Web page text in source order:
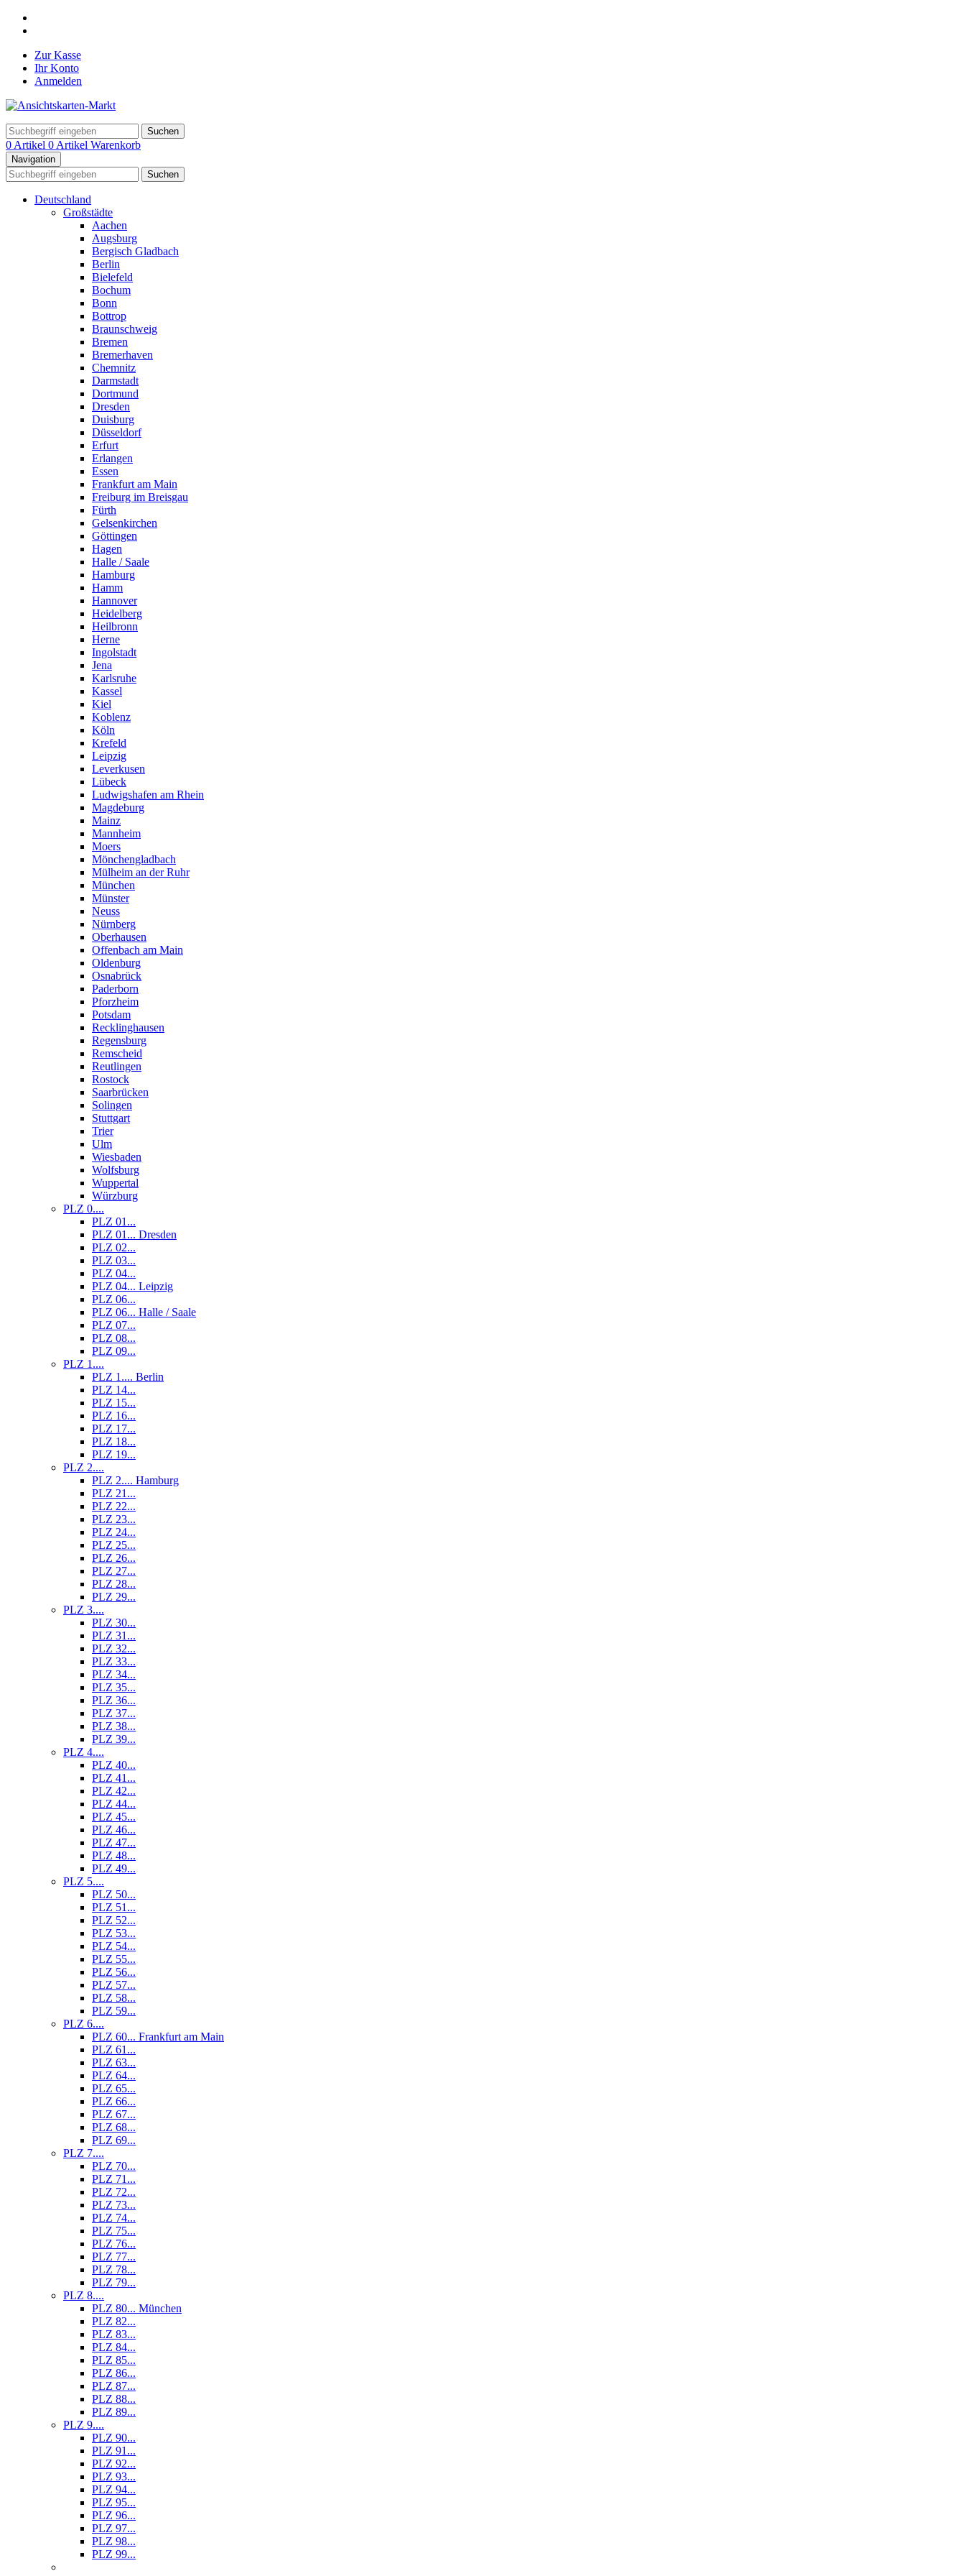
Zur Kasse
Ihr Konto
Anmelden
Suchen
0 Artikel 0 Artikel Warenkorb
Navigation
Suchen
Deutschland
Großstädte
Aachen
Augsburg
Bergisch Gladbach
Berlin
Bielefeld
Bochum
Bonn
Bottrop
Braunschweig
Bremen
Bremerhaven
Chemnitz
Darmstadt
Dortmund
Dresden
Duisburg
Düsseldorf
Erfurt
Erlangen
Essen
Frankfurt am Main
Freiburg im Breisgau
Fürth
Gelsenkirchen
Göttingen
Hagen
Halle / Saale
Hamburg
Hamm
Hannover
Heidelberg
Heilbronn
Herne
Ingolstadt
Jena
Karlsruhe
Kassel
Kiel
Koblenz
Köln
Krefeld
Leipzig
Leverkusen
Lübeck
Ludwigshafen am Rhein
Magdeburg
Mainz
Mannheim
Moers
Mönchengladbach
Mülheim an der Ruhr
München
Münster
Neuss
Nürnberg
Oberhausen
Offenbach am Main
Oldenburg
Osnabrück
Paderborn
Pforzheim
Potsdam
Recklinghausen
Regensburg
Remscheid
Reutlingen
Rostock
Saarbrücken
Solingen
Stuttgart
Trier
Ulm
Wiesbaden
Wolfsburg
Wuppertal
Würzburg
PLZ 0....
PLZ 01...
PLZ 01... Dresden
PLZ 02...
PLZ 03...
PLZ 04...
PLZ 04... Leipzig
PLZ 06...
PLZ 06... Halle / Saale
PLZ 07...
PLZ 08...
PLZ 09...
PLZ 1....
PLZ 1.... Berlin
PLZ 14...
PLZ 15...
PLZ 16...
PLZ 17...
PLZ 18...
PLZ 19...
PLZ 2....
PLZ 2.... Hamburg
PLZ 21...
PLZ 22...
PLZ 23...
PLZ 24...
PLZ 25...
PLZ 26...
PLZ 27...
PLZ 28...
PLZ 29...
PLZ 3....
PLZ 30...
PLZ 31...
PLZ 32...
PLZ 33...
PLZ 34...
PLZ 35...
PLZ 36...
PLZ 37...
PLZ 38...
PLZ 39...
PLZ 4....
PLZ 40...
PLZ 41...
PLZ 42...
PLZ 44...
PLZ 45...
PLZ 46...
PLZ 47...
PLZ 48...
PLZ 49...
PLZ 5....
PLZ 50...
PLZ 51...
PLZ 52...
PLZ 53...
PLZ 54...
PLZ 55...
PLZ 56...
PLZ 57...
PLZ 58...
PLZ 59...
PLZ 6....
PLZ 60... Frankfurt am Main
PLZ 61...
PLZ 63...
PLZ 64...
PLZ 65...
PLZ 66...
PLZ 67...
PLZ 68...
PLZ 69...
PLZ 7....
PLZ 70...
PLZ 71...
PLZ 72...
PLZ 73...
PLZ 74...
PLZ 75...
PLZ 76...
PLZ 77...
PLZ 78...
PLZ 79...
PLZ 8....
PLZ 80... München
PLZ 82...
PLZ 83...
PLZ 84...
PLZ 85...
PLZ 86...
PLZ 87...
PLZ 88...
PLZ 89...
PLZ 9....
PLZ 90...
PLZ 91...
PLZ 92...
PLZ 93...
PLZ 94...
PLZ 95...
PLZ 96...
PLZ 97...
PLZ 98...
PLZ 99...